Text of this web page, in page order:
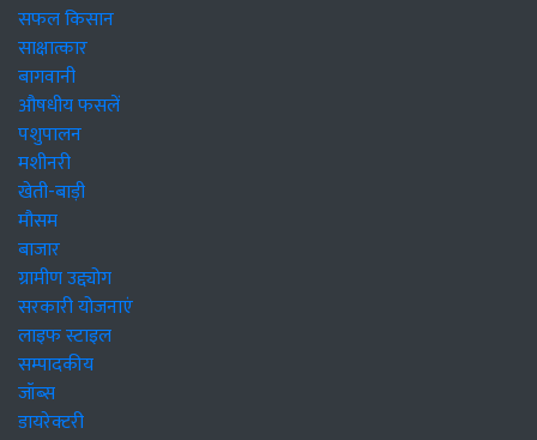
सफल किसान
साक्षात्कार
बागवानी
औषधीय फसलें
पशुपालन
मशीनरी
खेती-बाड़ी
मौसम
बाजार
ग्रामीण उद्द्योग
सरकारी योजनाएं
लाइफ स्टाइल
सम्पादकीय
जॉब्स
डायरेक्टरी